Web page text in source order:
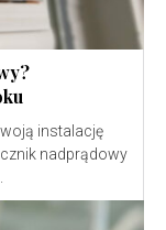
instalację
nadprądowy